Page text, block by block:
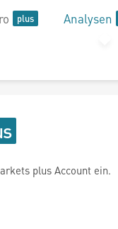
Analysen
plus Account ein.